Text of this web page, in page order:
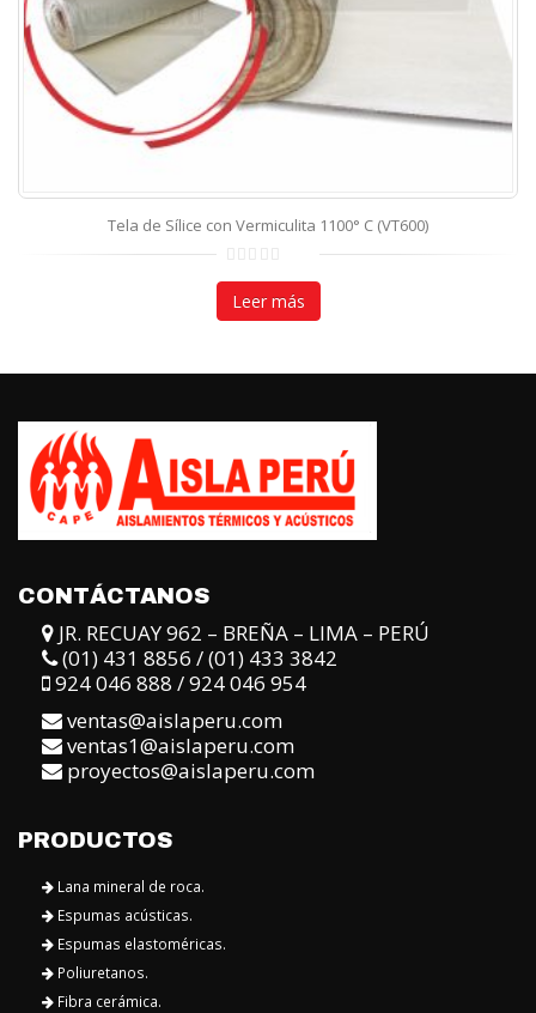
CONTÁCTANOS
JR. RECUAY 962 – BREÑA – LIMA – PERÚ
924 046 888 / 924 046 954
ventas@aislaperu.com
ventas1@aislaperu.com
proyectos@aislaperu.com
PRODUCTOS
Espumas elastoméricas.
Poliuretanos.
Fibra cerámica.
Lana de vidrio.
Foil de aluminio.
Tela aislantes.